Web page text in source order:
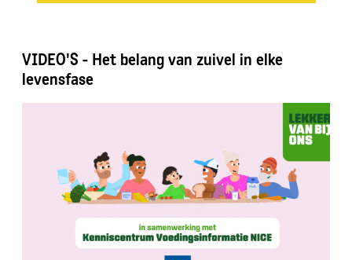
VIDEO'S - Het belang van zuivel in elke
levensfase